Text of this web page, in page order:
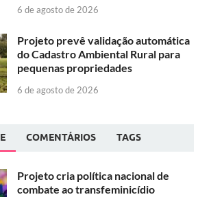
6 de agosto de 2026
Projeto prevê validação automática
do Cadastro Ambiental Rural para
pequenas propriedades
6 de agosto de 2026
COMENTÁRIOS TAGS
Projeto cria política nacional de
combate ao transfeminicídio